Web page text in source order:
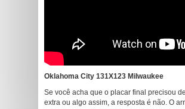
Oklahoma City 131X123 Milwaukee
Se você acha que o placar final precisou
extra ou algo assim, a resposta é não. O